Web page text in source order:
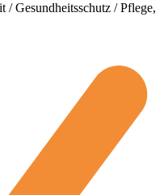
/ Gesundheitsschutz / Pflege,